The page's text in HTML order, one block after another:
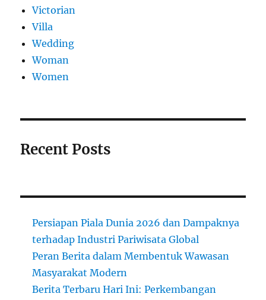
Victorian
Villa
Wedding
Woman
Women
Recent Posts
Persiapan Piala Dunia 2026 dan Dampaknya
terhadap Industri Pariwisata Global
Peran Berita dalam Membentuk Wawasan
Masyarakat Modern
Berita Terbaru Hari Ini: Perkembangan